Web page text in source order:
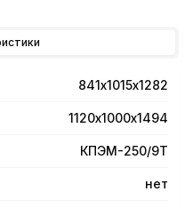
не предназначен для
панели.
фиксируется в любом
способом "пароводяной
рубашке"
841х1015х1282
1120х1000х1494
КПЭМ-250/9Т
нет